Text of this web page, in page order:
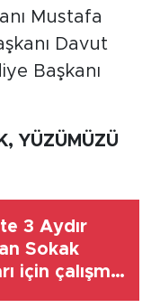
Mustafa
Davut
Başkanı
YÜZÜMÜZÜ
3 Aydır
Sokak
için çalışma